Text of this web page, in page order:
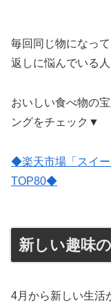
毎回同じ物になっ
返しに悩んでいる
おいしい食べ物の
ングをチェック▼
◆楽天市場「スイー
TOP80◆
新しい趣味
4月から新しい生活